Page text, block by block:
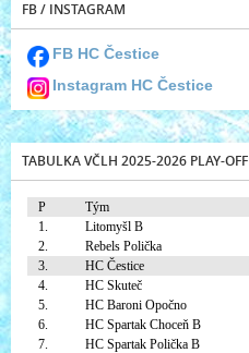
FB / INSTAGRAM
FB HC Čestice
Instagram HC Čestice
TABULKA VČLH 2025-2026 PLAY-OFF
P
Tým
1.
Litomyšl B
2.
Rebels Polička
3.
HC Čestice
4.
HC Skuteč
5.
HC Baroni Opočno
6.
HC Spartak Choceň B
7.
HC Spartak Polička B